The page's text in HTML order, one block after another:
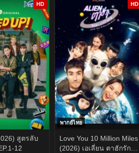
HD
สูตรลับ
12
HD
พากย์ไทย
Love You 10 Million Miles
(2026) เอเลี่ยน ตาฮักรัก